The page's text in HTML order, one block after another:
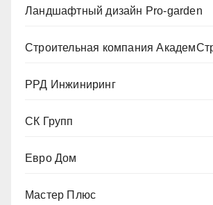
Ландшафтный дизайн Pro-garden
Строительная компания
РРД Инжиниринг
СК Групп
Евро Дом
Мастер Плюс